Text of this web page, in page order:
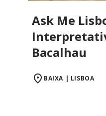
Ask Me
Bacalhau
BAIXA | LISBOA